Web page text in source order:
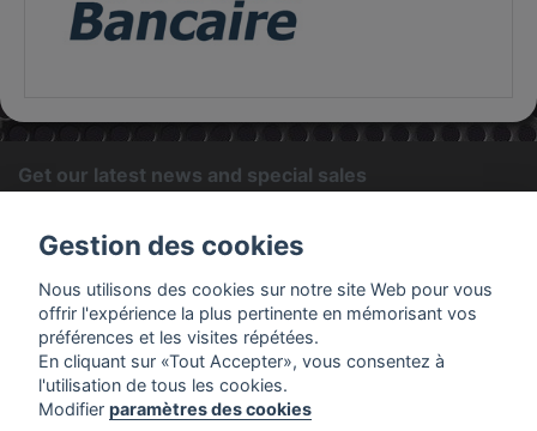
Get our latest news and special sales
find our contact info in the legal notice.
PRODUCTS
Gestion des cookies
Nous utilisons des cookies sur notre site Web pour vous
offrir l'expérience la plus pertinente en mémorisant vos
préférences et les visites répétées.
En cliquant sur «Tout Accepter», vous consentez à
l'utilisation de tous les cookies.
Modifier paramètres des cookies